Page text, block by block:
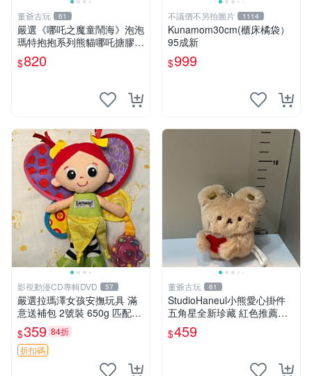
董爺古玩 61
嚴選《哪吒之魔童鬧海》泡泡
瑪特抱抱系列熊貓哪吒搪膠臉
毛絨， STATE：如圖顯示 哪
吒 毛絨公仔 泡泡瑪特
$820
不議價不另拍圖片 1114
Kunamom30cm(櫃床橘袋）
95成新
$999
影視動漫CD專輯DVD 57
嚴選拉瑪澤女孩安撫玩具 滿
意送補包 2號裝 650g 匹配嬰
幼童舒壓好伴侶 女孩專用 安
心選擇 安撫玩偶 衝包 玩具
$359 84折
折扣碼
董爺古玩 61
StudioHaneul小熊愛心掛件
五角星全新珍藏 紅色推薦收
藏 玩具掛飾 掛件 新品
$459